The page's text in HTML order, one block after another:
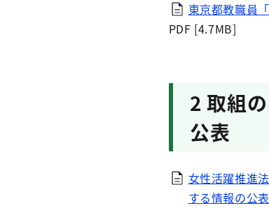
東京都教職員
PDF [4.7MB]
2 取組
公表
女性活躍推進
する情報の公